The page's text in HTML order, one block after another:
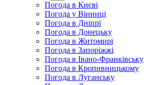
Погода в Києві
Погода у Вінниці
Погода в Дніпрі
Погода в Донецьку
Погода в Житомирі
Погода в Запоріжжі
Погода в Івано-Франківську
Погода в Кропивницькому
Погода в Луганську